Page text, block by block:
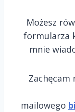
Możesz
formularza
mnie
Zachęcam
mailowego